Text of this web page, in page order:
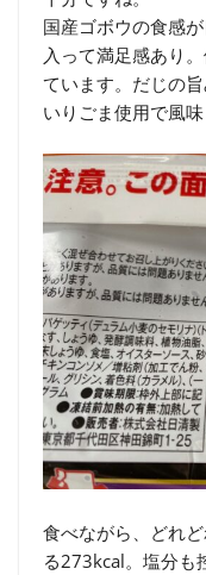
国産ゴボウの食感
入って満足感あり
ています。だじの
いりごま使用で風味
食べながら、どれ
る273kcal。塩分も